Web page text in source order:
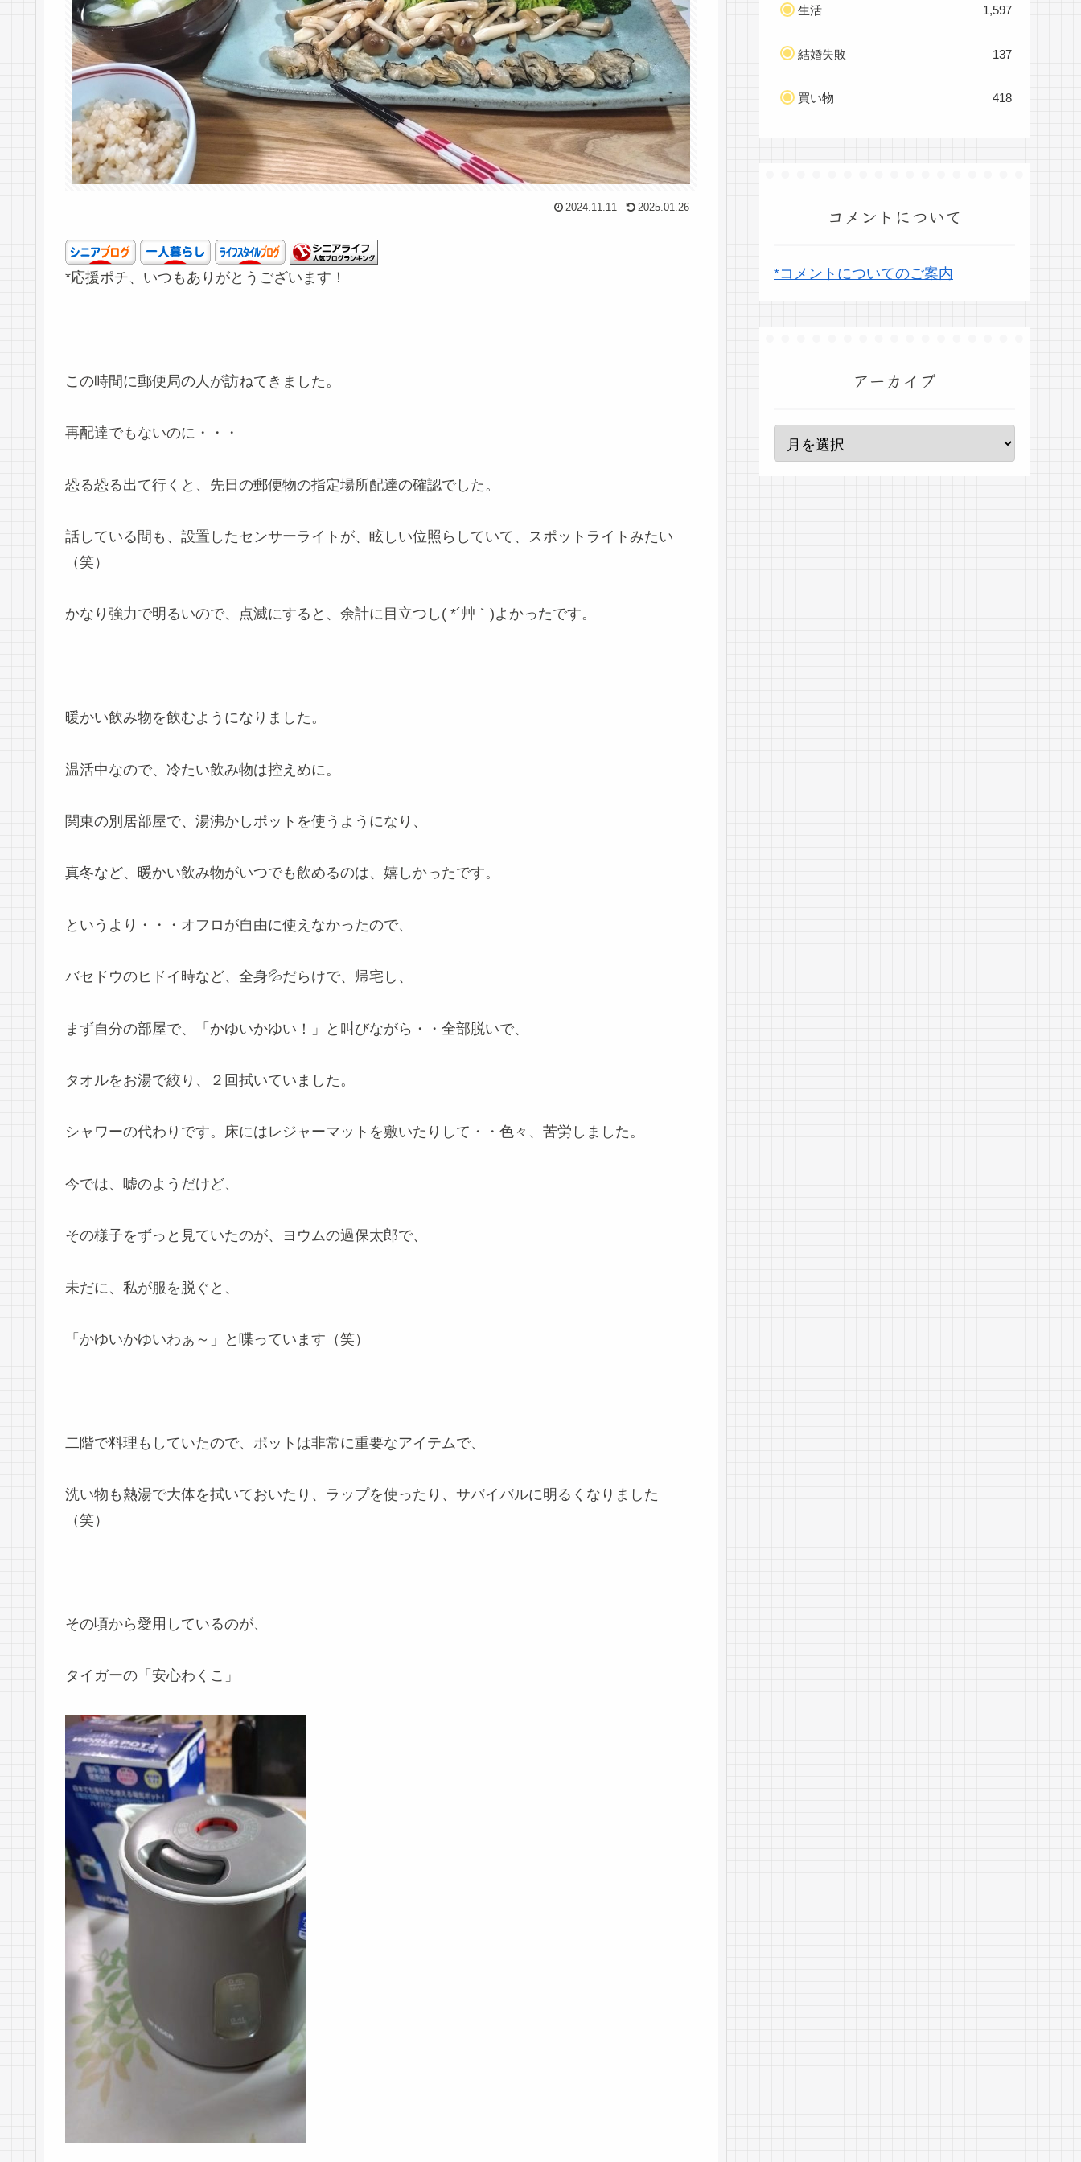
2024.11.11 2025.01.26
*応援ポチ、いつもありがとうございます！
この時間に郵便局の人が訪ねてきました。
再配達でもないのに・・・
恐る恐る出て行くと、先日の郵便物の指定場所配達の確認でした。
話している間も、設置したセンサーライトが、眩しい位照らしていて、スポットライトみたい
（笑）
かなり強力で明るいので、点滅にすると、余計に目立つし( *´艸｀)よかったです。
暖かい飲み物を飲むようになりました。
温活中なので、冷たい飲み物は控えめに。
関東の別居部屋で、湯沸かしポットを使うようになり、
真冬など、暖かい飲み物がいつでも飲めるのは、嬉しかったです。
というより・・・オフロが自由に使えなかったので、
バセドウのヒドイ時など、全身💦だらけで、帰宅し、
まず自分の部屋で、「かゆいかゆい！」と叫びながら・・全部脱いで、
タオルをお湯で絞り、２回拭いていました。
シャワーの代わりです。床にはレジャーマットを敷いたりして・・色々、苦労しました。
今では、嘘のようだけど、
その様子をずっと見ていたのが、ヨウムの過保太郎で、
未だに、私が服を脱ぐと、
「かゆいかゆいわぁ～」と喋っています（笑）
二階で料理もしていたので、ポットは非常に重要なアイテムで、
洗い物も熱湯で大体を拭いておいたり、ラップを使ったり、サバイバルに明るくなりました
（笑）
その頃から愛用しているのが、
タイガーの「安心わくこ」
生活 1,597
結婚失敗 137
買い物 418
コメントについて
*コメントについてのご案内
アーカイブ